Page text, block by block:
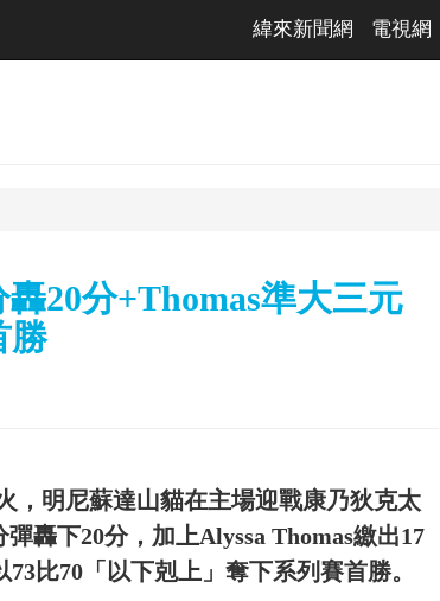
緯來新聞網 電視網
20分+Thomas準大三元
勝
，明尼蘇達山貓在主場迎戰康乃狄克太
轟下20分，加上Alyssa Thomas繳出17
比70「以下剋上」奪下系列賽首勝。